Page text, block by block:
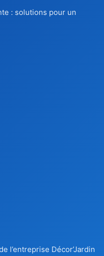
: solutions pour un
l’entreprise Décor’Jardin